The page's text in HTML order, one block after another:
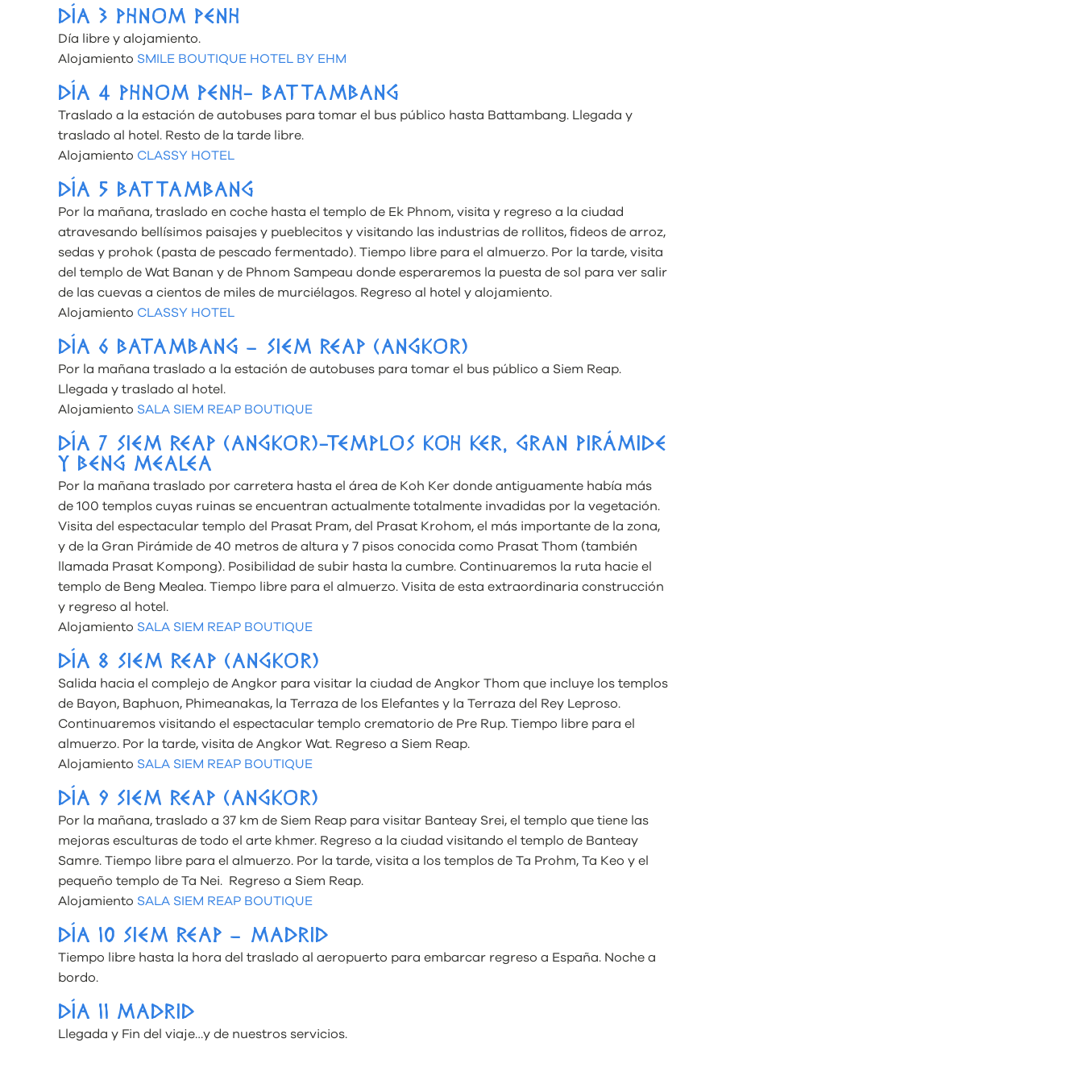
DÍA 3 PHNOM PENH
Día libre y alojamiento.
Alojamiento SMILE BOUTIQUE HOTEL BY EHM
DÍA 4 PHNOM PENH- BATTAMBANG
Traslado a la estación de autobuses para tomar el bus público hasta Battambang. Llegada y
traslado al hotel. Resto de la tarde libre.
Alojamiento CLASSY HOTEL
DÍA 5 BATTAMBANG
Por la mañana, traslado en coche hasta el templo de Ek Phnom, visita y regreso a la ciudad
atravesando bellísimos paisajes y pueblecitos y visitando las industrias de rollitos, fideos de arroz,
sedas y prohok (pasta de pescado fermentado). Tiempo libre para el almuerzo. Por la tarde, visita
del templo de Wat Banan y de Phnom Sampeau donde esperaremos la puesta de sol para ver salir
de las cuevas a cientos de miles de murciélagos. Regreso al hotel y alojamiento.
Alojamiento CLASSY HOTEL
DÍA 6 BATAMBANG – SIEM REAP (ANGKOR)
Por la mañana traslado a la estación de autobuses para tomar el bus público a Siem Reap.
Llegada y traslado al hotel.
Alojamiento SALA SIEM REAP BOUTIQUE
DÍA 7 SIEM REAP (ANGKOR)-TEMPLOS KOH KER, GRAN PIRÁMIDE
Y BENG MEALEA
Por la mañana traslado por carretera hasta el área de Koh Ker donde antiguamente había más
de 100 templos cuyas ruinas se encuentran actualmente totalmente invadidas por la vegetación.
Visita del espectacular templo del Prasat Pram, del Prasat Krohom, el más importante de la zona,
y de la Gran Pirámide de 40 metros de altura y 7 pisos conocida como Prasat Thom (también
llamada Prasat Kompong). Posibilidad de subir hasta la cumbre. Continuaremos la ruta hacie el
templo de Beng Mealea. Tiempo libre para el almuerzo. Visita de esta extraordinaria construcción
y regreso al hotel.
Alojamiento SALA SIEM REAP BOUTIQUE
DÍA 8 SIEM REAP (ANGKOR)
Salida hacia el complejo de Angkor para visitar la ciudad de Angkor Thom que incluye los templos
de Bayon, Baphuon, Phimeanakas, la Terraza de los Elefantes y la Terraza del Rey Leproso.
Continuaremos visitando el espectacular templo crematorio de Pre Rup. Tiempo libre para el
almuerzo. Por la tarde, visita de Angkor Wat. Regreso a Siem Reap.
Alojamiento SALA SIEM REAP BOUTIQUE
DÍA 9 SIEM REAP (ANGKOR)
Por la mañana, traslado a 37 km de Siem Reap para visitar Banteay Srei, el templo que tiene las
mejoras esculturas de todo el arte khmer. Regreso a la ciudad visitando el templo de Banteay
Samre. Tiempo libre para el almuerzo. Por la tarde, visita a los templos de Ta Prohm, Ta Keo y el
pequeño templo de Ta Nei. Regreso a Siem Reap.
Alojamiento SALA SIEM REAP BOUTIQUE
DÍA 10 SIEM REAP – MADRID
Tiempo libre hasta la hora del traslado al aeropuerto para embarcar regreso a España. Noche a
bordo.
DÍA 11 MADRID
Llegada y Fin del viaje…y de nuestros servicios.